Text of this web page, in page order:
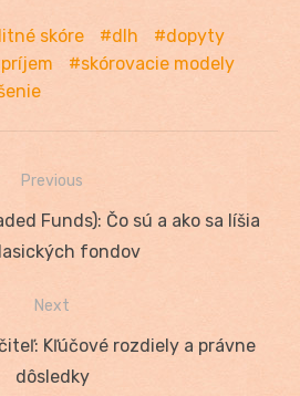
skóre dlh
dopyty
príjem
skórovacie modely
Previous
Funds): Čo sú a ako sa líšia
fondov
Next
Kľúčové rozdiely a právne
dôsledky